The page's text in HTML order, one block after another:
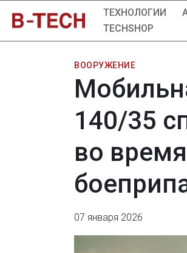
ТЕХНОЛОГИИ
TECHSHOP
ВООРУЖЕНИЕ
140/35
во
07 января 2026